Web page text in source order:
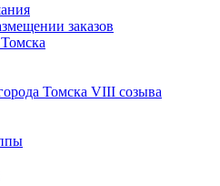
заказов
Томска VIII созыва